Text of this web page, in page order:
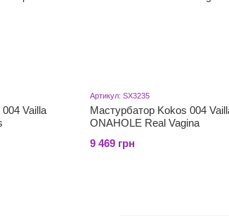
Vailla
Артикул: SX3235
Мастурбатор Kokos 004
ONAHOLE Real Vagina
9 469 грн